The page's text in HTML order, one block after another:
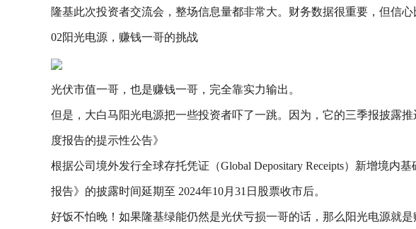
隆基此次投资者交流会，整场信息量都非常大。财务数据很重要，但信
02阳光电源，赚钱一哥的挑战
光伏市值一哥，也是赚钱一哥，完全靠实力输出。
但是，大白马阳光电源把一些投资者吓了一跳。因为，它的三季报披露
度报告的提示性公告》
根据公司境外发行全球存托凭证（Global Depositary Receipts）新增境
报告》的披露时间延期至 2024年10月31日股票收市后。
好饭不怕晚！如果隆基绿能仍然是光伏亏损一哥的话，那么阳光电源就是